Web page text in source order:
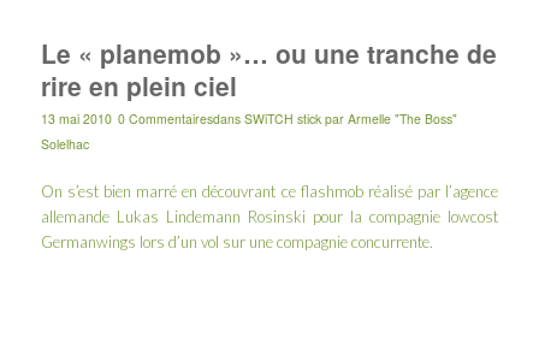
Le « planemob »… ou une tranche de
rire en plein ciel
13 mai 2010 0 Commentairesdans SWiTCH stick par Armelle "The Boss"
Solelhac
On s’est bien marré en découvrant ce flashmob réalisé par l’agence
allemande Lukas Lindemann Rosinski pour la compagnie lowcost
Germanwings lors d’un vol sur une compagnie concurrente.